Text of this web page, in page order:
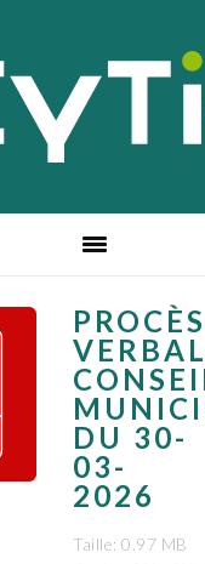
VERBAL
DU 30-
03-
2026
Taille: 0.97 MB